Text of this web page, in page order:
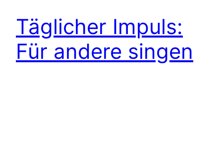
Täglicher Impuls:
Für andere singen